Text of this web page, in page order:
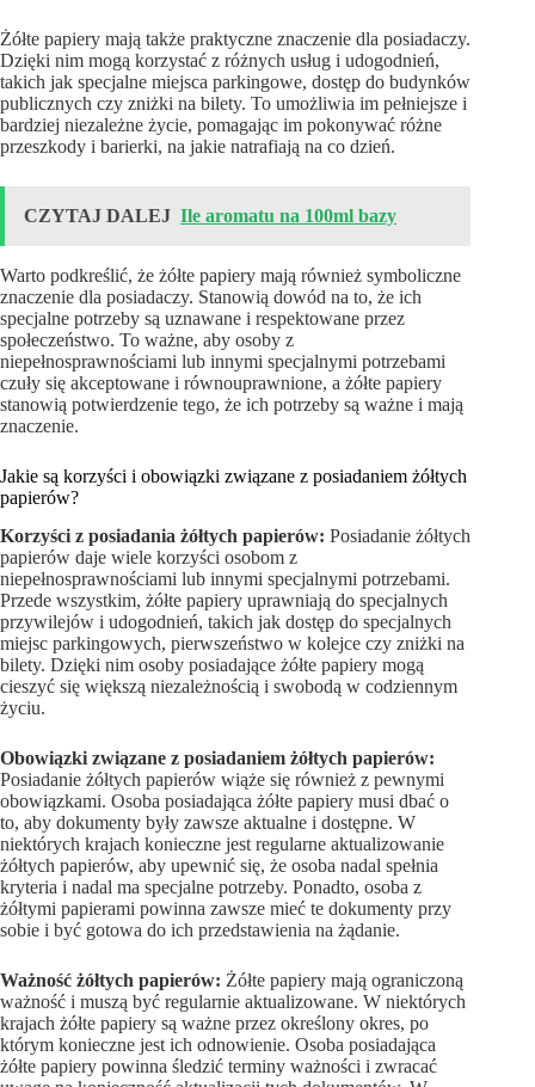
Żółte papiery mają także praktyczne znaczenie dla posiadaczy.
Dzięki nim mogą korzystać z różnych usług i udogodnień,
takich jak specjalne miejsca parkingowe, dostęp do budynków
publicznych czy zniżki na bilety. To umożliwia im pełniejsze i
bardziej niezależne życie, pomagając im pokonywać różne
przeszkody i barierki, na jakie natrafiają na co dzień.
CZYTAJ DALEJ Ile aromatu na 100ml bazy
Warto podkreślić, że żółte papiery mają również symboliczne
znaczenie dla posiadaczy. Stanowią dowód na to, że ich
specjalne potrzeby są uznawane i respektowane przez
społeczeństwo. To ważne, aby osoby z
niepełnosprawnościami lub innymi specjalnymi potrzebami
czuły się akceptowane i równouprawnione, a żółte papiery
stanowią potwierdzenie tego, że ich potrzeby są ważne i mają
znaczenie.
Jakie są korzyści i obowiązki związane z posiadaniem żółtych
papierów?
Korzyści z posiadania żółtych papierów: Posiadanie żółtych
papierów daje wiele korzyści osobom z
niepełnosprawnościami lub innymi specjalnymi potrzebami.
Przede wszystkim, żółte papiery uprawniają do specjalnych
przywilejów i udogodnień, takich jak dostęp do specjalnych
miejsc parkingowych, pierwszeństwo w kolejce czy zniżki na
bilety. Dzięki nim osoby posiadające żółte papiery mogą
cieszyć się większą niezależnością i swobodą w codziennym
życiu.
Obowiązki związane z posiadaniem żółtych papierów:
Posiadanie żółtych papierów wiąże się również z pewnymi
obowiązkami. Osoba posiadająca żółte papiery musi dbać o
to, aby dokumenty były zawsze aktualne i dostępne. W
niektórych krajach konieczne jest regularne aktualizowanie
żółtych papierów, aby upewnić się, że osoba nadal spełnia
kryteria i nadal ma specjalne potrzeby. Ponadto, osoba z
żółtymi papierami powinna zawsze mieć te dokumenty przy
sobie i być gotowa do ich przedstawienia na żądanie.
Ważność żółtych papierów: Żółte papiery mają ograniczoną
ważność i muszą być regularnie aktualizowane. W niektórych
krajach żółte papiery są ważne przez określony okres, po
którym konieczne jest ich odnowienie. Osoba posiadająca
żółte papiery powinna śledzić terminy ważności i zwracać